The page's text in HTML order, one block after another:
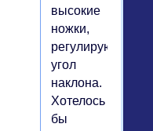
высокие
ножки,
регулирующие
угол
наклона.
Хотелось
бы